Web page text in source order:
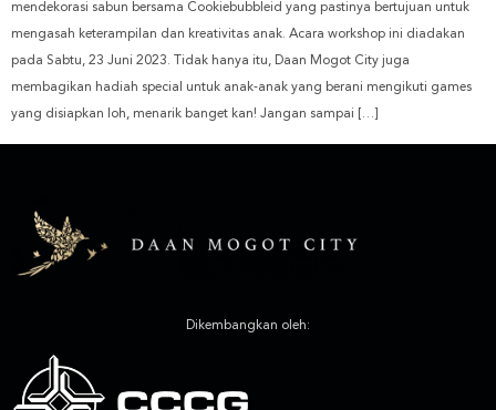
mendekorasi sabun bersama Cookiebubbleid yang pastinya bertujuan untuk
mengasah keterampilan dan kreativitas anak. Acara workshop ini diadakan
pada Sabtu, 23 Juni 2023. Tidak hanya itu, Daan Mogot City juga
membagikan hadiah special untuk anak-anak yang berani mengikuti games
yang disiapkan loh, menarik banget kan! Jangan sampai […]
Dikembangkan oleh: